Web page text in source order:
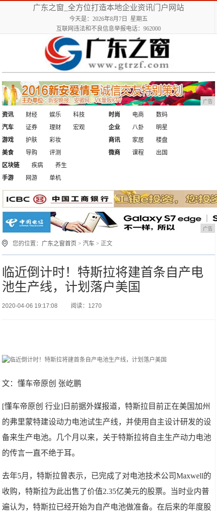
广东之窗_全方位打造本地企业资讯门户网站
今天是：2026年8月7日 星期五
互联网违法和不良信息举报电话：962000
广告
资讯 财经 娱乐
科技
汽车
证券 理财 宏观
时尚 电商
数码
企业
八卦
明星
游戏
护肤
彩妆
美食
导购 评测
商讯 家居
楼盘
微商
课程
出国
区块链
疾病
养生
手游
网游 单机
广告
您的位置： 广东之窗首页 >汽车 > 正文
临近倒计时！特斯拉将建首条自产电
池生产线，计划落户美国
2020-04-06 19:17:08 阅读：1270
文：懂车帝原创 张屹鹏
[懂车帝原创 行业]日前据外媒报道，特斯拉目前正在美国加州
的弗里蒙特建设动力电池试生产线，并使用自主设计研发的设
备来生产电池。几个月以来，关于特斯拉将自主生产动力电池
的传言一直不绝于耳。
去年5月，特斯拉曾表示，已完成了对电池技术公司Maxwell的
收购，特斯拉为此出售了价值2.35亿美元的股票。当时业内普
遍认为，特斯拉已经开始为自产电池做准备。在后来的年度股